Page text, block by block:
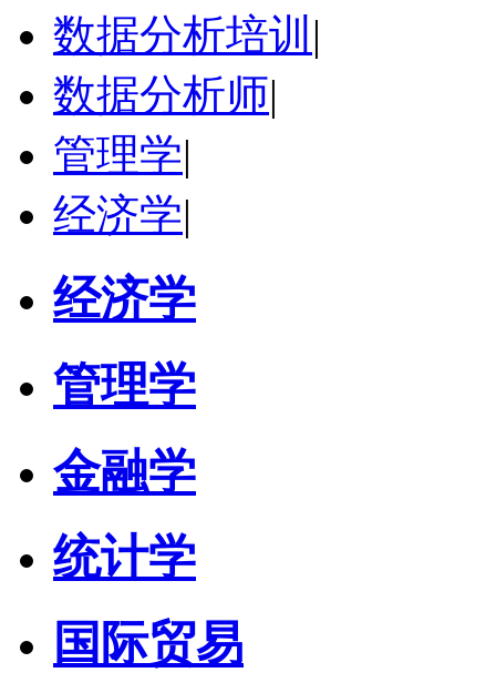
立即咨询
数据分析培训 |
数据分析师|
管理学|
经济学|
经济学
管理学
金融学
统计学
国际贸易